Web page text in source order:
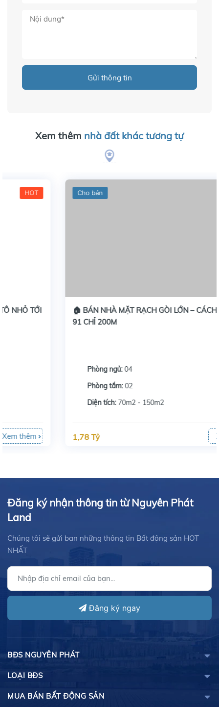
Gửi thông tin
Xem thêm nhà đất khác tương tự
Cho bán
🏠 BÁN NHÀ MẶT RẠCH GÒI LỚN – CÁCH QUỐC LỘ
70m2 - 150m2
1,78 Tỷ
Đăng ký nhận thông tin từ Nguyên Phát
Land
Chúng tôi sẽ gửi bạn những thông tin Bất động sản HOT
NHẤT
Đăng ký ngay
BĐS NGUYÊN PHÁT
LOẠI BĐS
MUA BÁN BẤT ĐỘNG SẢN